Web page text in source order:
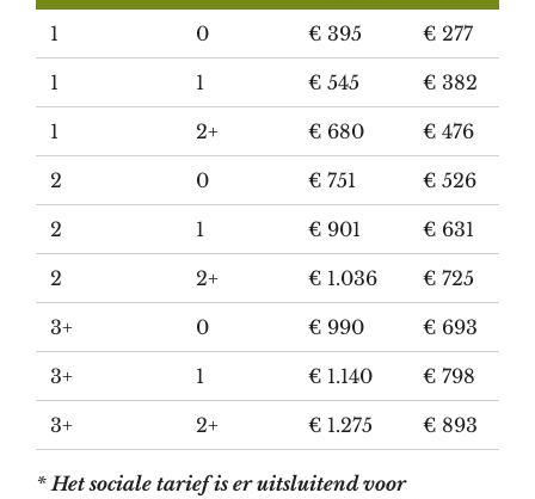
1
0 € 395 € 277
1 1 € 545 € 382
1 2+ € 680 € 476
2 0 € 751 € 526
2 1 € 901 € 631
2 2+ € 1.036 € 725
3+ 0 € 990 € 693
3+ 1 € 1.140 € 798
3+ 2+ € 1.275 € 893
*Het sociale tarief is er uitsluitend voor